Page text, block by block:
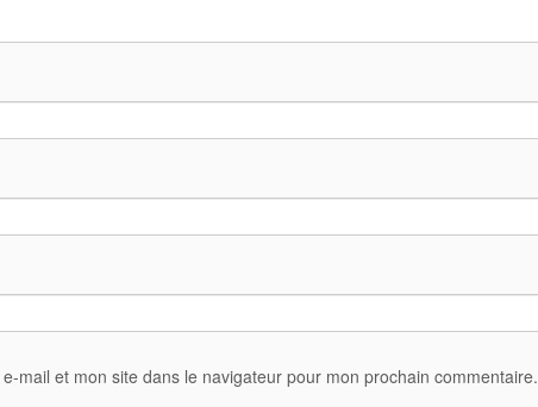
mail et mon site dans le navigateur pour mon prochain commentaire.